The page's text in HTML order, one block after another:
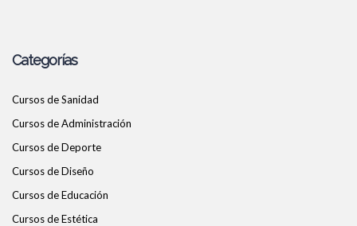
Categorías
Cursos de Sanidad
Cursos de Administración
Cursos de Deporte
Cursos de Diseño
Cursos de Educación
Cursos de Estética